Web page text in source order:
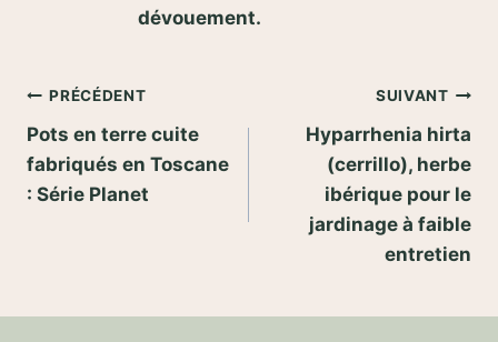
dévouement.
Navigation
de
l’article
PRÉCÉDENT
Pots en terre cuite
fabriqués en Toscane
: Série Planet
SUIVANT
Hyparrhenia hirta
(cerrillo), herbe
ibérique pour le
jardinage à faible
entretien